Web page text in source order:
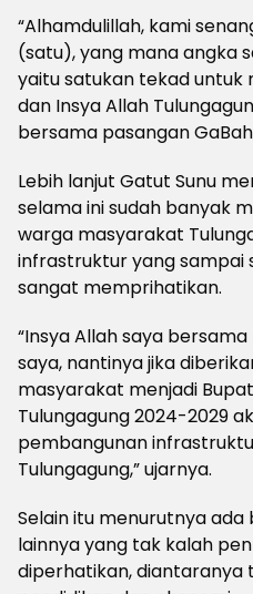
“Alhamdulillah, kami
(satu), yang mana angka
yaitu satukan tekad untuk
dan Insya Allah
bersama pasangan
Lebih lanjut Gatut Sunu
selama ini sudah banyak
warga masyarakat
infrastruktur yang sampai
sangat memprihatikan.
“Insya Allah saya
saya, nantinya jika
masyarakat menjadi
Tulungagung 2024-2029
pembangunan
Tulungagung,” ujarnya.
Selain itu menurutnya
lainnya yang tak kalah
diperhatikan, diantaranya